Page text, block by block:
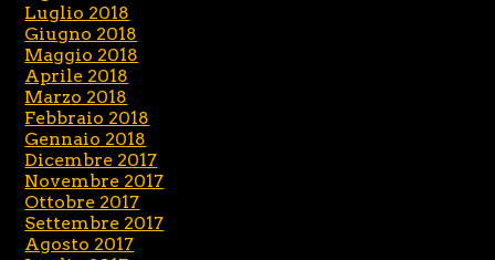
Luglio 2018
Giugno 2018
Maggio 2018
Aprile 2018
Marzo 2018
Febbraio 2018
Gennaio 2018
Dicembre 2017
Novembre 2017
Ottobre 2017
Settembre 2017
Agosto 2017